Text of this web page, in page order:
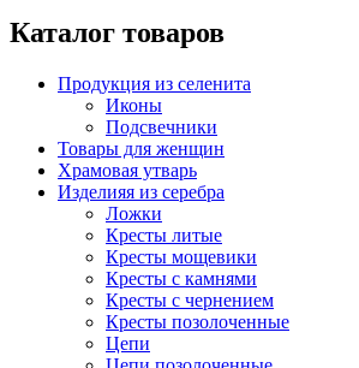
Каталог товаров
Продукция из селенита
Иконы
Подсвечники
Товары для женщин
Храмовая утварь
Изделияя из серебра
Ложки
Кресты литые
Кресты мощевики
Кресты с камнями
Кресты с чернением
Кресты позолоченные
Цепи